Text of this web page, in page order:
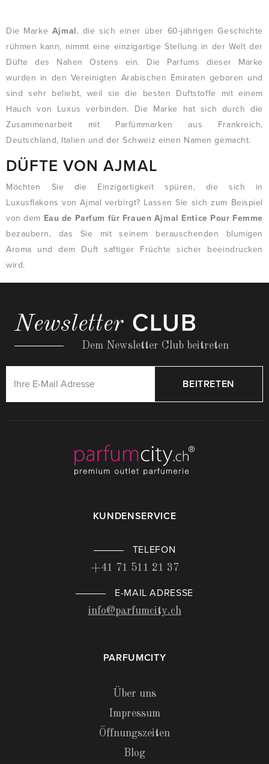
Die Marke Ajmal, die sich einer über 60-jährigen Geschichte
rühmen kann, nimmt eine einzigartige Stellung in der Welt der
Düfte des Nahen Ostens ein. Die Parfums dieser Marke
wurden in den Vereinigten Arabischen Emiraten geboren und
sind sehr beliebt, weil sie die besten Duftstoffe mit einem
Hauch von Luxus verbinden. Die Marke hat sich durch die
Zusammenarbeit mit Parfümmarken aus Frankreich,
Deutschland, Italien und der Schweiz einen Namen gemacht.
DÜFTE VON AJMAL
Möchten Sie die Einzigartigkeit spüren, die sich in
Luxusflakons von Ajmal verbirgt? Lassen Sie sich zum Beispiel
von dem Eau de Parfum für Frauen Ajmal Entice Pour Femme
bezaubern, das Sie mit seinem berauschenden blumigen
Aroma und dem Duft saftiger Früchte sicher beeindrucken
wird.
Newsletter CLUB
Dem Newsletter Club beitreten
BEITRETEN
KUNDENSERVICE
TELEFON
+41 71 511 21 37
E-MAIL ADRESSE
info@parfumcity.ch
PARFUMCITY
Über uns
Impressum
Öffnungszeiten
Blog